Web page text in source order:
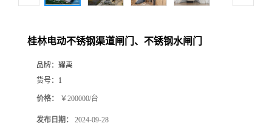
桂林电动不锈钢渠道闸门、不锈钢水闸门
品牌： 耀禹
货号： 1
价格： ￥200000/台
发布日期： 2024-09-28